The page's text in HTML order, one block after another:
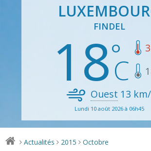
FINDEL
18
Ouest 13
Lundi 10 août 2026 à 06h45
> Actualités > 2015 > Octobre